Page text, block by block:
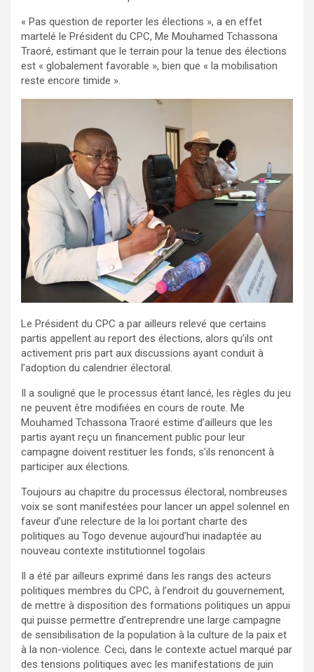
« Pas question de reporter les élections », a en effet
martelé le Président du CPC, Me Mouhamed Tchassona
Traoré, estimant que le terrain pour la tenue des élections
est « globalement favorable », bien que « la mobilisation
reste encore timide ».
Le Président du CPC a par ailleurs relevé que certains
partis appellent au report des élections, alors qu’ils ont
activement pris part aux discussions ayant conduit à
l’adoption du calendrier électoral.
Il a souligné que le processus étant lancé, les règles du jeu
ne peuvent être modifiées en cours de route. Me
Mouhamed Tchassona Traoré estime d’ailleurs que les
partis ayant reçu un financement public pour leur
campagne doivent restituer les fonds, s’ils renoncent à
participer aux élections.
Toujours au chapitre du processus électoral, nombreuses
voix se sont manifestées pour lancer un appel solennel en
faveur d’une relecture de la loi portant charte des
politiques au Togo devenue aujourd’hui inadaptée au
nouveau contexte institutionnel togolais.
Il a été par ailleurs exprimé dans les rangs des acteurs
politiques membres du CPC, à l’endroit du gouvernement,
de mettre à disposition des formations politiques un appui
qui puisse permettre d’entreprendre une large campagne
de sensibilisation de la population à la culture de la paix et
à la non-violence. Ceci, dans le contexte actuel marqué par
des tensions politiques avec les manifestations de juin